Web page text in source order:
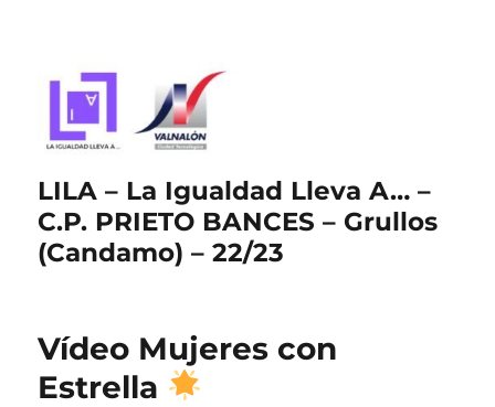
LILA – La Igualdad Lleva A… –
C.P. PRIETO BANCES – Grullos
(Candamo) – 22/23
Vídeo Mujeres con
Estrella